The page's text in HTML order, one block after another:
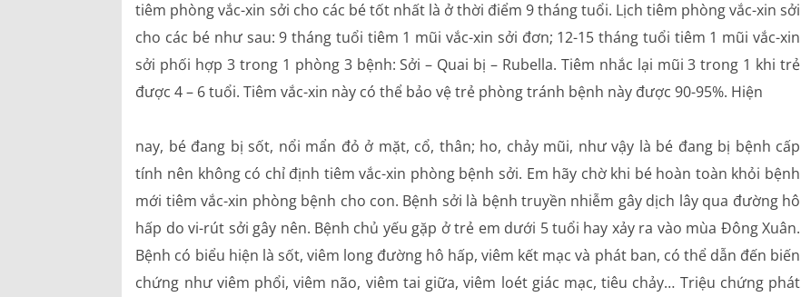
Nhà thuốc
tiêm phòng vắc-xin sởi cho các bé tốt nhất là ở thời điểm 9 tháng tuổi. Lịch tiêm phòng vắc-xin sởi
cho các bé như sau: 9 tháng tuổi tiêm 1 mũi vắc-xin sởi đơn; 12-15 tháng tuổi tiêm 1 mũi vắc-xin
sởi phối hợp 3 trong 1 phòng 3 bệnh: Sởi – Quai bị – Rubella. Tiêm nhắc lại mũi 3 trong 1 khi trẻ
được 4 – 6 tuổi. Tiêm vắc-xin này có thể bảo vệ trẻ phòng tránh bệnh này được 90-95%. Hiện
nay, bé đang bị sốt, nổi mẩn đỏ ở mặt, cổ, thân; ho, chảy mũi, như vậy là bé đang bị bệnh cấp
tính nên không có chỉ định tiêm vắc-xin phòng bệnh sởi. Em hãy chờ khi bé hoàn toàn khỏi bệnh
mới tiêm vắc-xin phòng bệnh cho con. Bệnh sởi là bệnh truyền nhiễm gây dịch lây qua đường hô
hấp do vi-rút sởi gây nên. Bệnh chủ yếu gặp ở trẻ em dưới 5 tuổi hay xảy ra vào mùa Đông Xuân.
Bệnh có biểu hiện là sốt, viêm long đường hô hấp, viêm kết mạc và phát ban, có thể dẫn đến biến
chứng như viêm phổi, viêm não, viêm tai giữa, viêm loét giác mạc, tiêu chảy… Triệu chứng phát